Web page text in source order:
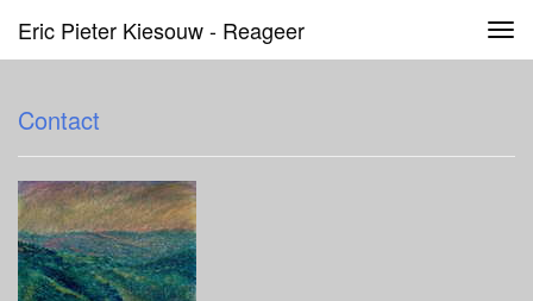
Eric Pieter Kiesouw - Reageer
Contact